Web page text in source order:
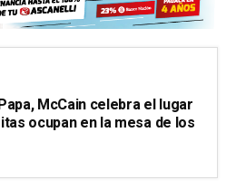
McCain celebra el lugar
ocupan en la mesa de los